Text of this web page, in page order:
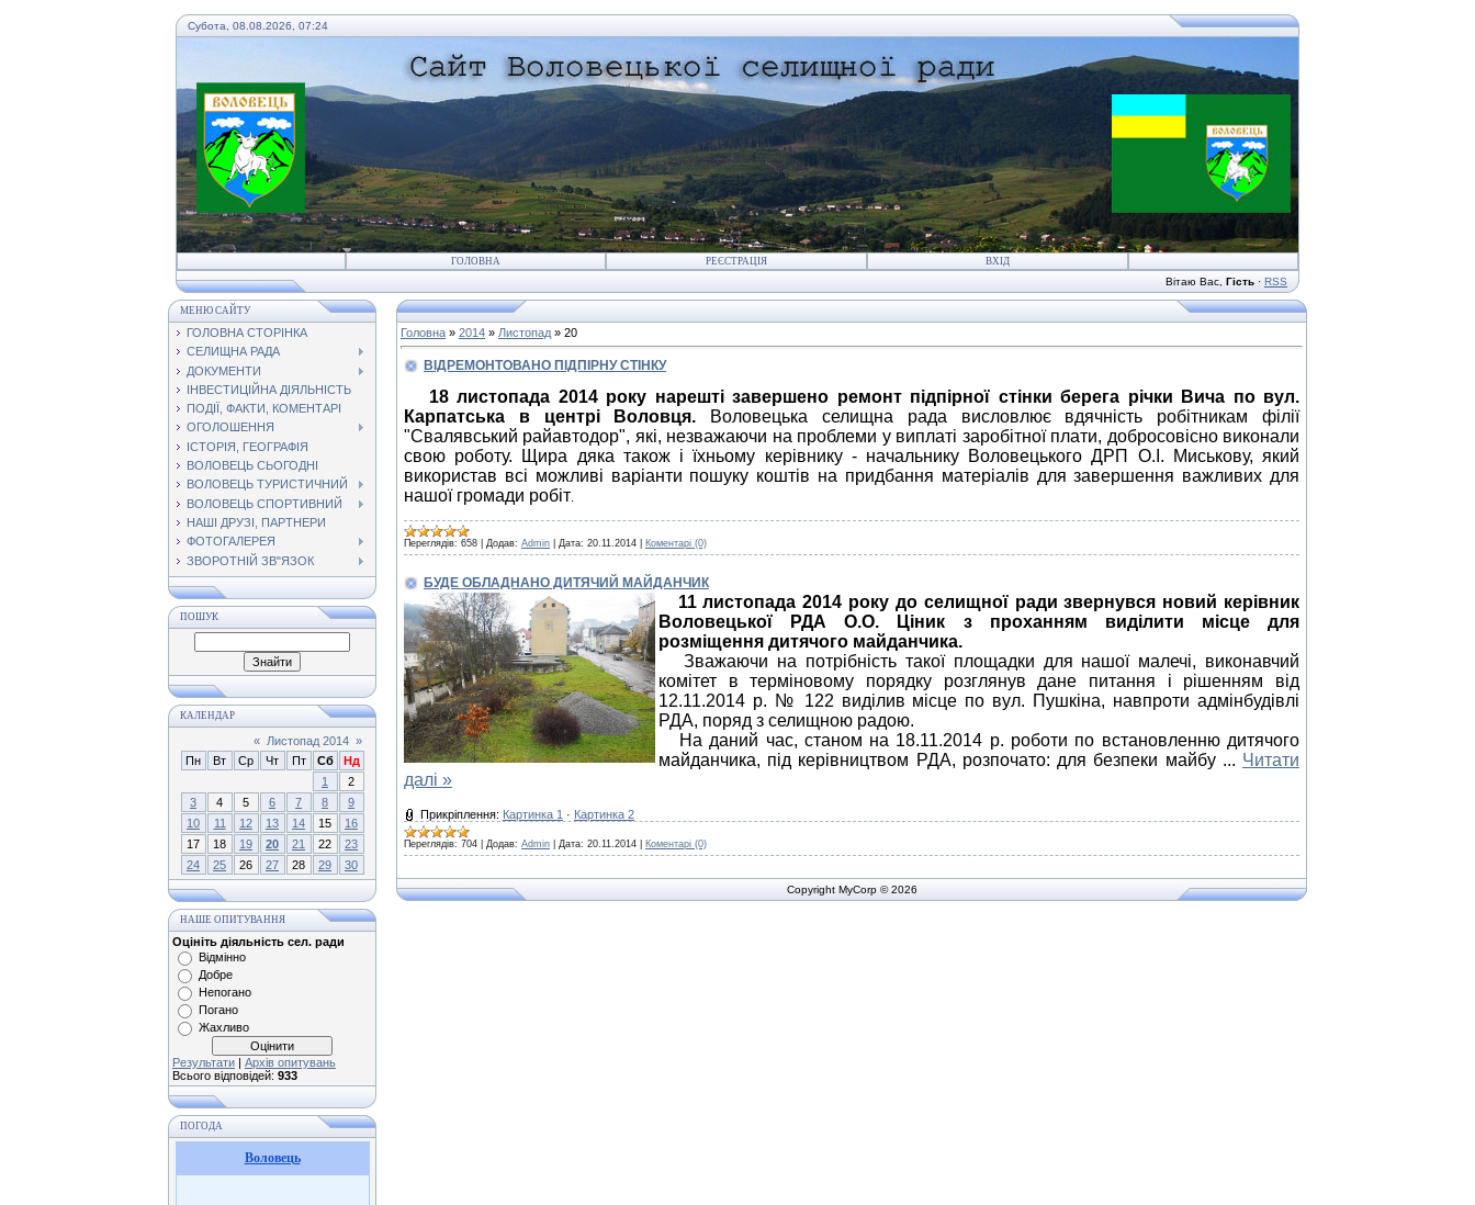
Субота, 08.08.2026, 07:24
ГОЛОВНА РЕЄСТРАЦІЯ ВХІД
Вітаю Вас Гість · RSS
МЕНЮ САЙТУ
ГОЛОВНА СТОРІНКА
СЕЛИЩНА РАДА
ДОКУМЕНТИ
ІНВЕСТИЦІЙНА ДІЯЛЬНІСТЬ
ПОДІЇ, ФАКТИ, КОМЕНТАРІ
ОГОЛОШЕННЯ
ІСТОРІЯ, ГЕОГРАФІЯ
ВОЛОВЕЦЬ СЬОГОДНІ
ВОЛОВЕЦЬ ТУРИСТИЧНИЙ
ВОЛОВЕЦЬ СПОРТИВНИЙ
НАШІ ДРУЗІ, ПАРТНЕРИ
ФОТОГАЛЕРЕЯ
ЗВОРОТНІЙ ЗВ"ЯЗОК
ПОШУК
КАЛЕНДАР
« Листопад 2014 »
Пн
Вт Ср Чт Пт Сб
Нд
1
2
3
4 5 6 7 8
9
10
11 12 13 14 15
16
17
18 19 20 21 22
23
24
25 26 27 28 29 30
НАШЕ ОПИТУВАННЯ
Оцініть діяльність сел. ради
Відмінно
Добре
Непогано
Погано
Жахливо
Результати | Архів опитувань
Всього відповідей: 933
ПОГОДА
Воловець
Головна » 2014 » Листопад » 20
ВІДРЕМОНТОВАНО ПІДПІРНУ СТІНКУ
18 листопада 2014 року нарешті завершено ремонт підпірної стінки берега річки Вича по вул.
Карпатська в центрі Воловця.
Воловецька селищна рада висловлює вдячність робітникам філії
"Свалявський райавтодор", які, незважаючи на проблеми у виплаті заробітної плати, добросовісно виконали
свою роботу. Щира дяка також і їхньому керівнику - начальнику Воловецького ДРП О.І. Миськову, який
використав всі можливі варіанти пошуку коштів на придбання матеріалів для завершення важливих для
нашої громади робіт
Переглядів: 658 Додав: Admin Дата: 20.11.2014 Коментарі (0)
БУДЕ ОБЛАДНАНО ДИТЯЧИЙ МАЙДАНЧИК
11 листопада 2014 року до селищної ради звернувся новий керівник
Воловецької РДА О.О. Ціник з проханням виділити місце для
розміщення дитячого майданчика.
Зважаючи на потрібність такої площадки для нашої малечі, виконавчий
комітет в терміновому порядку розглянув дане питання і рішенням від
12.11.2014 р. № 122 виділив місце по вул. Пушкіна, навпроти адмінбудівлі
РДА, поряд з селищною радою.
На даний час, станом на 18.11.2014 р. роботи по встановленню дитячого
майданчика, під керівництвом РДА, розпочато: для безпеки майбу ... Читати
далі »
Прикріплення: Картинка 1 · Картинка 2
Переглядів: 704 Додав: Admin Дата: 20.11.2014 Коментарі (0)
Copyright MyCorp © 2026